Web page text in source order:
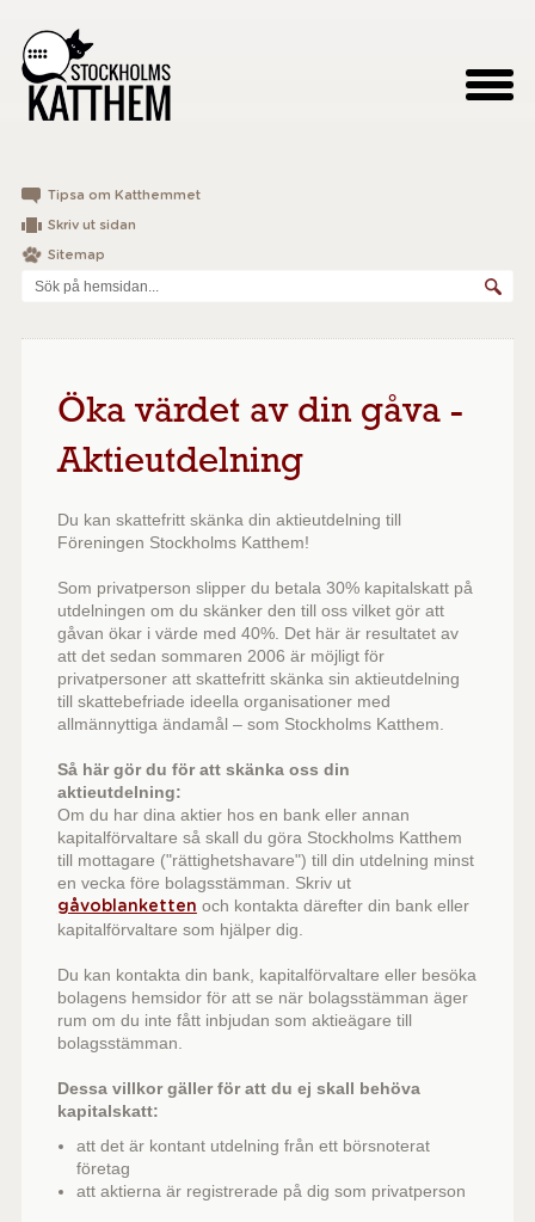
Tipsa om Katthemmet
Skriv ut sidan
Sitemap
Öka värdet av din gåva -
Aktieutdelning
Du kan skattefritt skänka din aktieutdelning till
Föreningen Stockholms Katthem!
Som privatperson slipper du betala 30% kapitalskatt på
utdelningen om du skänker den till oss vilket gör att
gåvan ökar i värde med 40%. Det här är resultatet av
att det sedan sommaren 2006 är möjligt för
privatpersoner att skattefritt skänka sin aktieutdelning
till skattebefriade ideella organisationer med
allmännyttiga ändamål – som Stockholms Katthem.
Så här gör du för att skänka oss din
aktieutdelning:
Om du har dina aktier hos en bank eller annan
kapitalförvaltare så skall du göra Stockholms Katthem
till mottagare ("rättighetshavare") till din utdelning minst
en vecka före bolagsstämman. Skriv ut
gåvoblanketten och kontakta därefter din bank eller
kapitalförvaltare som hjälper dig.
Du kan kontakta din bank, kapitalförvaltare eller besöka
bolagens hemsidor för att se när bolagsstämman äger
rum om du inte fått inbjudan som aktieägare till
bolagsstämman.
Dessa villkor gäller för att du ej skall behöva
kapitalskatt:
att det är kontant utdelning från ett börsnoterat
företag
att aktierna är registrerade på dig som privatperson